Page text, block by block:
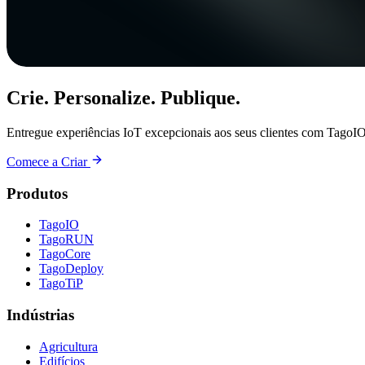
Crie. Personalize. Publique.
Entregue experiências IoT excepcionais aos seus clientes com
Comece a Criar
Produtos
TagoIO
TagoRUN
TagoCore
TagoDeploy
TagoTiP
Indústrias
Agricultura
Edifícios